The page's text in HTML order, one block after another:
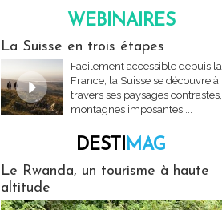
WEBINAIRES
La Suisse en trois étapes
Facilement accessible depuis la
France, la Suisse se découvre à
travers ses paysages contrastés,
montagnes imposantes,...
DESTIMAG
Le Rwanda, un tourisme à haute
altitude